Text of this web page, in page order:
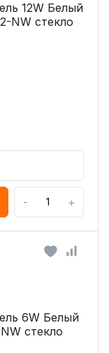
12W Белый
NW стекло
- +
6W Белый
стекло